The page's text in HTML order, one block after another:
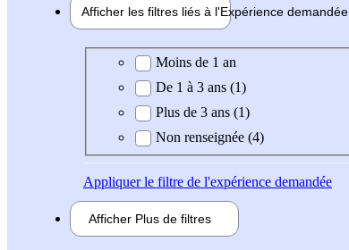
Afficher les filtres liés à l'Expérience demandée
Expérience demandée
Moins de 1 an
De 1 à 3 ans (1)
Plus de 3 ans (1)
Non renseignée (4)
Appliquerle filtre de l'expérience demandée
Afficher Plus de filtres